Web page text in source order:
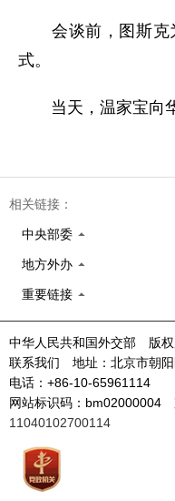
会谈前，图斯克
式。
当天，温家宝向华
相关链接：
中央部委
地方外办
重要链接
中华人民共和国外交部 版
联系我们 地址：北京市朝
电话：+86-10-65961114
网站标识码：bm02000004
11040102700114